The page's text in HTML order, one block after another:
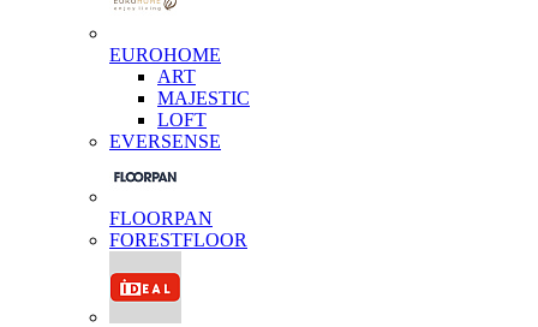
EUROHOME
ART
MAJESTIC
LOFT
EVERSENSE
FLOORPAN
FORESTFLOOR